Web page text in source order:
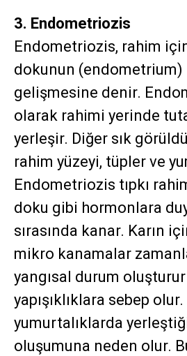
3. Endometriozis
Endometriozis, rahim
dokunun (endometrium)
gelişmesine denir.
olarak rahimi yerinde
yerleşir. Diğer sık
rahim yüzeyi, tüpler ve
Endometriozis tıpkı
doku gibi hormonlara
sırasında kanar. Karın
mikro kanamalar
yangısal durum
yapışıklıklara sebep
yumurtalıklarda
oluşumuna neden olur.